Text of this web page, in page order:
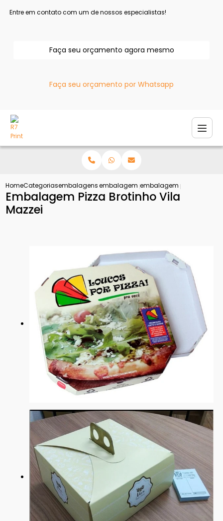
Entre em contato com um de nossos especialistas!
Faça seu orçamento agora mesmo
Faça seu orçamento por Whatsapp
HomeCategoriasembalagens para pizza
embalagem pizzaembalagem pizza
Embalagem Pizza Brotinho Vila
Mazzei